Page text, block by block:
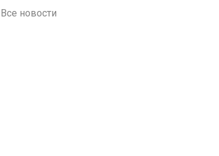
Все новости